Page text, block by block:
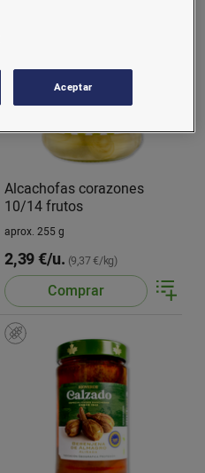
Alcachofas corazones
10/14 frutos
aprox. 255 g
2,39 €/u. (9,37 €/kg)
Comprar
Aceptar